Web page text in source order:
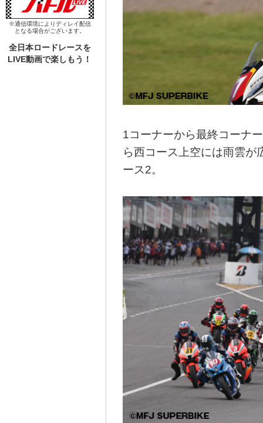
※通信環境によりディレイ配信
となる場合がございます。
全日本ロードレースを
LIVE動画で楽しもう！
1コーナーから最終コーナ
ら西コース上空には雨雲
ース2。